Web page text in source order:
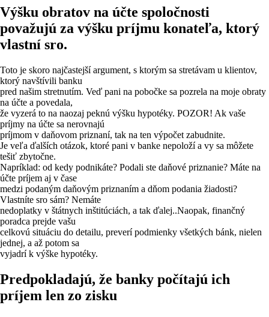
Výšku obratov na účte spoločnosti
považujú za výšku príjmu konateľa, ktorý
vlastní sro.
Toto je skoro najčastejší argument, s ktorým sa stretávam u klientov,
ktorý navštívili banku
pred našim stretnutím. Veď pani na pobočke sa pozrela na moje obraty
na účte a povedala,
že vyzerá to na naozaj peknú výšku hypotéky. POZOR! Ak vaše
príjmy na účte sa nerovnajú
príjmom v daňovom priznaní, tak na ten výpočet zabudnite.
Je veľa ďalších otázok, ktoré pani v banke nepoloží a vy sa môžete
tešiť zbytočne.
Napríklad: od kedy podnikáte? Podali ste daňové priznanie? Máte na
účte príjem aj v čase
medzi podaným daňovým priznaním a dňom podania žiadosti?
Vlastníte sro sám? Nemáte
nedoplatky v štátnych inštitúciách, a tak ďalej..Naopak, finančný
poradca prejde vašu
celkovú situáciu do detailu, preverí podmienky všetkých bánk, nielen
jednej, a až potom sa
vyjadrí k výške hypotéky.
Predpokladajú, že banky počítajú ich
príjem len zo zisku